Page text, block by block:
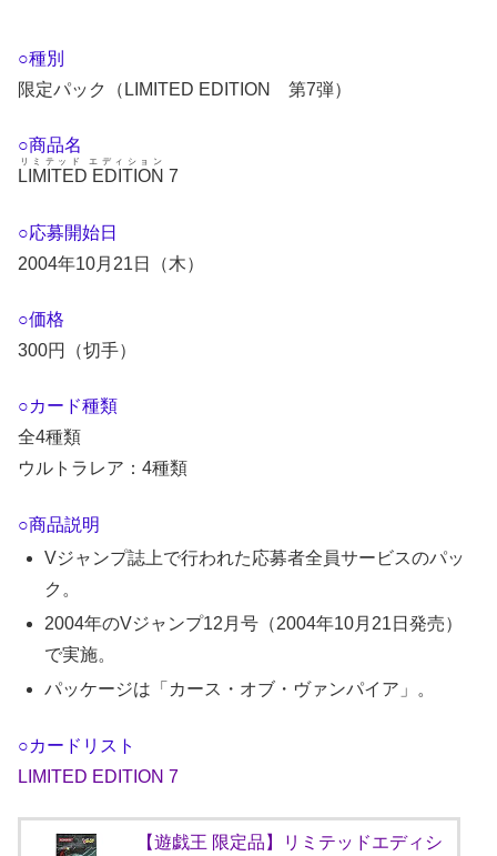
○種別
限定パック（LIMITED EDITION 第7弾）
○商品名
LIMITED EDITION
リミテッド エディション
7
○応募開始日
2004年10月21日（木）
○価格
300円（切手）
○カード種類
全4種類
ウルトラレア：4種類
○商品説明
Vジャンプ誌上で行われた応募者全員サービスのパッ
ク。
2004年のVジャンプ12月号（2004年10月21日発売）
で実施。
パッケージは「カース・オブ・ヴァンパイア」。
○カードリスト
LIMITED EDITION 7
【遊戯王 限定品】リミテッドエディシ